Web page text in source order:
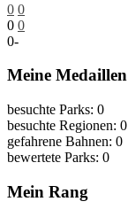
0 0
0 0
0-
Meine Medaillen
besuchte Parks: 0
besuchte Regionen: 0
gefahrene Bahnen: 0
bewertete Parks: 0
Mein Rang